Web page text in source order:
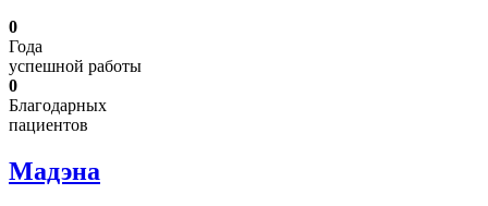
0
Года
успешной работы
0
Благодарных
пациентов
Мадэна